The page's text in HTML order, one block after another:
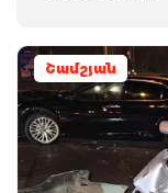
Շամշյան